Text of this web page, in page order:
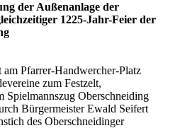
der Außenanlage der
1225-Jahr-Feier der
Pfarrer-Handwercher-Platz
zum Festzelt,
Oberschneiding
Bürgermeister Ewald Seifert
des Oberschneidinger